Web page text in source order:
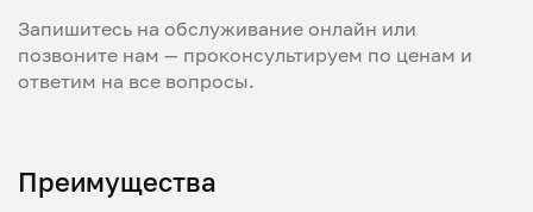
Запишитесь на обслуживание онлайн или
позвоните нам — проконсультируем по ценам и
ответим на все вопросы.
Преимущества